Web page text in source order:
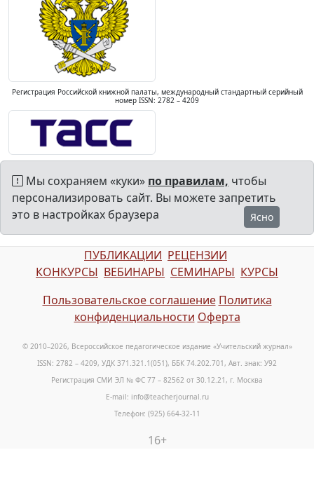
Регистрация Российской книжной палаты, международный стандартный серийный
номер ISSN: 2782 – 4209
Мы сохраняем «куки» по правилам, чтобы
персонализировать сайт. Вы можете запретить
это в настройках браузера
Ясно
ПУБЛИКАЦИИ РЕЦЕНЗИИ
КОНКУРСЫ ВЕБИНАРЫ СЕМИНАРЫ КУРСЫ
Пользовательское соглашение Политика
конфиденциальности Оферта
© 2010–2026, Всероссийское педагогическое издание «Учительский журнал»
ISSN: 2782 – 4209, УДК 371.321.1(051), ББК 74.202.701, Авт. знак: У92
Регистрация СМИ ЭЛ № ФС 77 – 82562 от 30.12.21, г. Москва
E-mail: info@teacherjournal.ru
Телефон: (925) 664-32-11
16+